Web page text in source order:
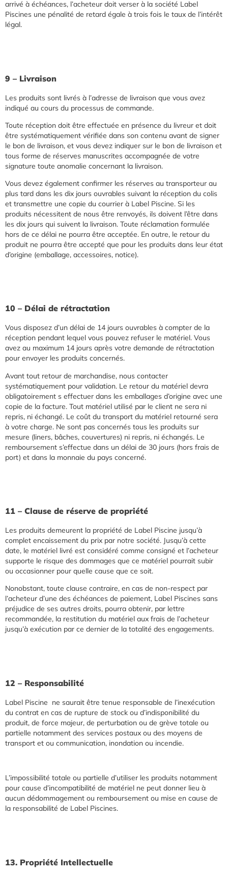
arrivé à échéances, l’acheteur doit verser à la société Label
Piscines une pénalité de retard égale à trois fois le taux de l’intérêt
légal.
9 – Livraison
Les produits sont livrés à l’adresse de livraison que vous avez
indiqué au cours du processus de commande.
Toute réception doit être effectuée en présence du livreur et doit
être systématiquement vérifiée dans son contenu avant de signer
le bon de livraison, et vous devez indiquer sur le bon de livraison et
tous forme de réserves manuscrites accompagnée de votre
signature toute anomalie concernant la livraison.
Vous devez également confirmer les réserves au transporteur au
plus tard dans les dix jours ouvrables suivant la réception du colis
et transmettre une copie du courrier à Label Piscine. Si les
produits nécessitent de nous être renvoyés, ils doivent l’être dans
les dix jours qui suivent la livraison. Toute réclamation formulée
hors de ce délai ne pourra être acceptée. En outre, le retour du
produit ne pourra être accepté que pour les produits dans leur état
d’origine (emballage, accessoires, notice).
10 – Délai de rétractation
Vous disposez d’un délai de 14 jours ouvrables à compter de la
réception pendant lequel vous pouvez refuser le matériel. Vous
avez au maximum 14 jours après votre demande de rétractation
pour envoyer les produits concernés.
Avant tout retour de marchandise, nous contacter
systématiquement pour validation. Le retour du matériel devra
obligatoirement s effectuer dans les emballages d’origine avec une
copie de la facture. Tout matériel utilisé par le client ne sera ni
repris, ni échangé. Le coût du transport du matériel retourné sera
à votre charge. Ne sont pas concernés tous les produits sur
mesure (liners, bâches, couvertures) ni repris, ni échangés. Le
remboursement s’effectue dans un délai de 30 jours (hors frais de
port) et dans la monnaie du pays concerné.
11 – Clause de réserve de propriété
Les produits demeurent la propriété de Label Piscine jusqu’à
complet encaissement du prix par notre société. Jusqu’à cette
date, le matériel livré est considéré comme consigné et l’acheteur
supporte le risque des dommages que ce matériel pourrait subir
ou occasionner pour quelle cause que ce soit.
Nonobstant, toute clause contraire, en cas de non-respect par
l’acheteur d’une des échéances de paiement, Label Piscines sans
préjudice de ses autres droits, pourra obtenir, par lettre
recommandée, la restitution du matériel aux frais de l’acheteur
jusqu’à exécution par ce dernier de la totalité des engagements.
12 – Responsabilité
Label Piscine ne saurait être tenue responsable de l’inexécution
du contrat en cas de rupture de stock ou d’indisponibilité du
produit, de force majeur, de perturbation ou de grève totale ou
partielle notamment des services postaux ou des moyens de
transport et ou communication, inondation ou incendie.
L’impossibilité totale ou partielle d’utiliser les produits notamment
pour cause d’incompatibilité de matériel ne peut donner lieu à
aucun dédommagement ou remboursement ou mise en cause de
la responsabilité de Label Piscines.
13. Propriété Intellectuelle